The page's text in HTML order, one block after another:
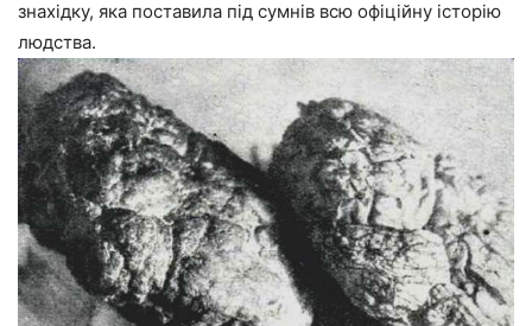
знахідку, яка поставила під сумнів всю офіційну історію
людства.